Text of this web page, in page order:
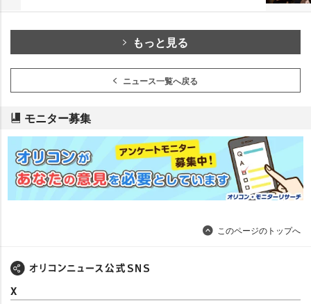
もっと見る
ニュース一覧へ戻る
モニター募集
このページのトップへ
X